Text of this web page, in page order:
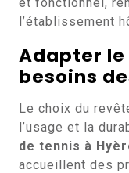
l’établissement
Adapter
besoins
Le choix du
l’usage et la
de tennis à
accueillent des